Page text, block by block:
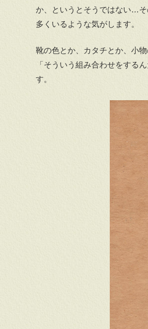
か、というとそうではない…
多くいるような気がします。
靴の色とか、カタチとか、小物
「そういう組み合わせをする
す。